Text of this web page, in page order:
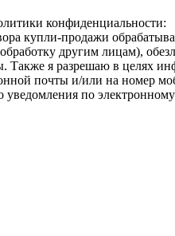
конфиденциальности:
купли-продажи
обработку другим лицам),
я разрешаю в целях
почты и/или на номер
по